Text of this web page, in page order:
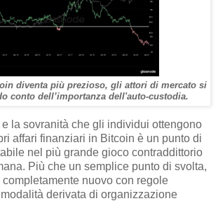
diventa più prezioso, gli attori di mercato si
conto dell’importanza dell'auto-custodia.
e la sovranità che gli individui ottengono
affari finanziari in Bitcoin è un punto di
nel più grande gioco contraddittorio
Più che un semplice punto di svolta,
nuovo con regole
derivata di organizzazione